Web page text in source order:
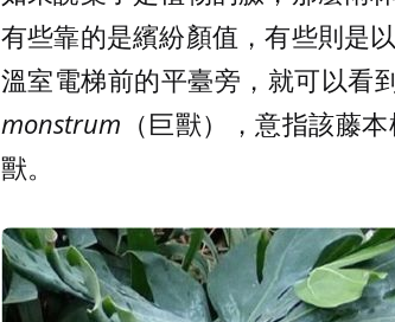
有些靠的是繽紛顏值，有些則是
溫室電梯前的平臺旁，就可以看
monstrum （巨獸），意指該藤
獸。